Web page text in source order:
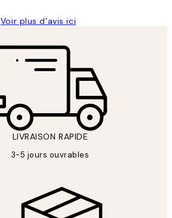
Voir plus d’avis ici
LIVRAISON RAPIDE
3-5 jours ouvrables